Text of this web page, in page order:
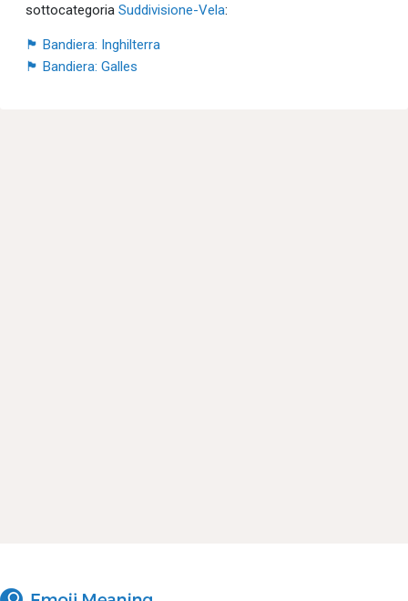
sottocategoria Suddivisione-Vela:
🏴󠁧󠁢󠁥󠁮󠁧󠁿 Bandiera: Inghilterra
🏴󠁧󠁢󠁷󠁬󠁳󠁿 Bandiera: Galles